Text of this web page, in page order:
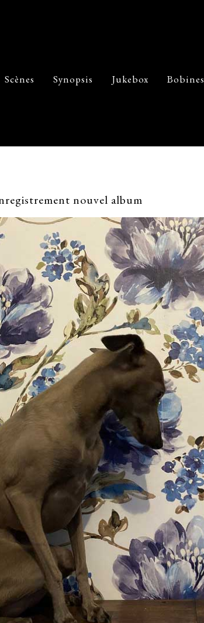
Scènes Synopsis Jukebox Bobines
nouvel album